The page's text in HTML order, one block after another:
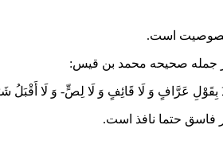
خصوصیت است.
جمله صحیحه محمد بن قیس:
وَ لَا قَائِفٍ‏ وَ لَا لِصٍّ- وَ لَا أَقْبَلُ شَهَادَةَ
فاسق حتما نافذ است.